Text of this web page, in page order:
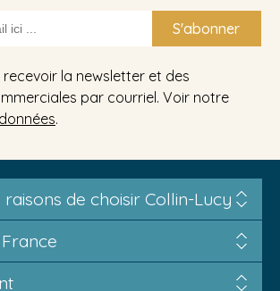
S'abonner
la newsletter et des
par courriel. Voir notre
.
de choisir Collin-Lucy